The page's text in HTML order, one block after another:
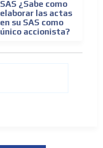
SAS ¿Sabe como
elaborar las actas
en su SAS como
único accionista?